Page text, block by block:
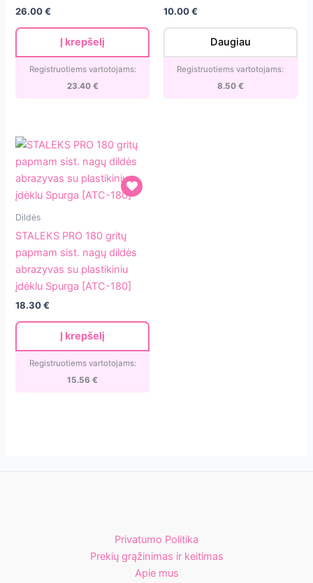
mm
[NS-
26.00€
Į krepšelį
Registruotiems vartotojams:
23.40 €
50-
50/6]
10.00€
Daugiau
Registruotiems vartotojams:
8.50 €
STALEKS
gritų
papmam
sist.
nagų
dildės
abrazyvas
Dildės
STALEKS PRO 180 gritų
papmam sist. nagų dildės
abrazyvas su plastikiniu
įdėklu Spurga [ATC-180]
18.30€
Į krepšelį
Registruotiems vartotojams:
15.56€
Privatumo Politika
Prekių grąžinimas ir keitimas
Apie mus